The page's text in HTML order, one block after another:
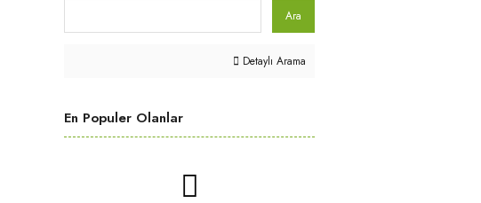
Ara
Detaylı Arama
En Populer Olanlar